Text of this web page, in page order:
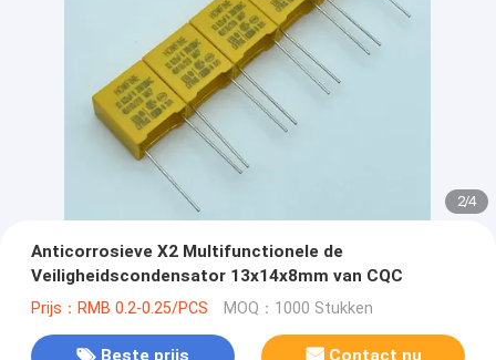
2/4
Anticorrosieve X2 Multifunctionele de
Veiligheidscondensator 13x14x8mm van CQC
Prijs：RMB 0.2-0.25/PCS MOQ：1000 Stukken
Beste prijs Contact nu